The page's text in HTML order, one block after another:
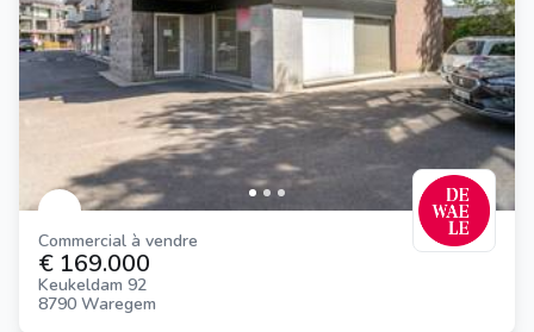
Commercial à vendre
€ 169.000
Keukeldam 92
8790 Waregem